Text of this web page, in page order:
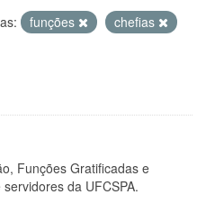
funções
chefias
Funções Gratificadas e
da UFCSPA.